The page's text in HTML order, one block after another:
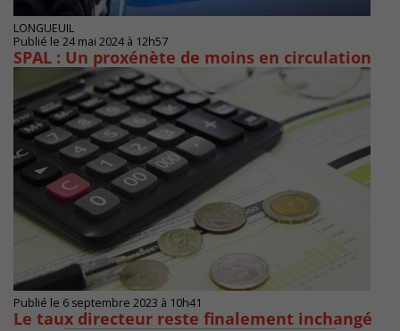
LONGUEUIL
Publié le 24 mai 2024 à 12h57
SPAL : Un proxénète de moins en circulation
Publié le 6 septembre 2023 à 10h41
Le taux directeur reste finalement inchangé